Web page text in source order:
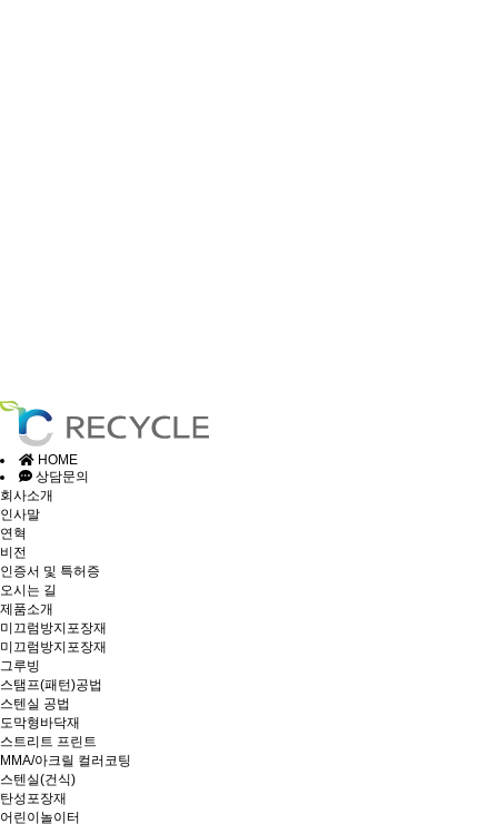
HOME
상담문의
회사소개
인사말
연혁
비전
인증서 및 특허증
오시는 길
제품소개
미끄럼방지포장재
미끄럼방지포장재
그루빙
스탬프(패턴)공법
스텐실 공법
도막형바닥재
스트리트 프린트
MMA/아크릴 컬러코팅
스텐실(건식)
탄성포장재
어린이놀이터